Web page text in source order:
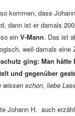
kommen, dass
dann ist er damals
ein V-Mann. Das ist
weil damals eine
ging: Man hätte
und gegenüber
wissen schon, liebe
Johann H. auch